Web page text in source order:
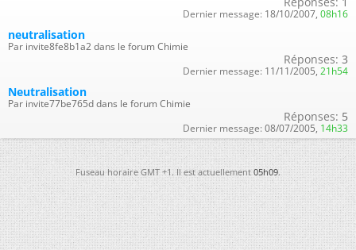
Dernier message: 18/10/2007, 08h16
neutralisation
Par invite8fe8b1a2 dans le forum Chimie
Réponses: 3
Dernier message: 11/11/2005, 21h54
Neutralisation
Par invite77be765d dans le forum Chimie
Réponses: 5
Dernier message: 08/07/2005, 14h33
Fuseau horaire GMT +1. Il est actuellement05h09.